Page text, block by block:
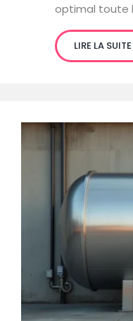
optimal toute
LIRE LA SUITE